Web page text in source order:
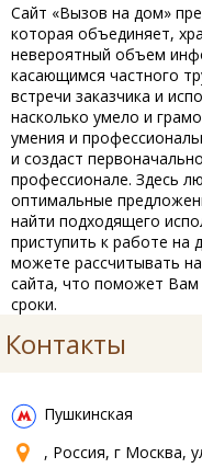
Сайт «Вызов на дом»
которая объединяет,
невероятный объем
касающимся частного
встречи заказчика и
насколько умело и
умения и
и создаст
профессионале. Здесь
оптимальные
найти подходящего
приступить к работе на
можете рассчитывать
сайта, что поможет Вам
сроки.
Контакты
Пушкинская
, Россия, г Москва,